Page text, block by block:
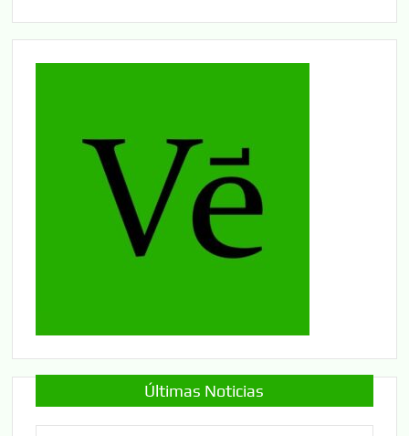
Últimas Noticias